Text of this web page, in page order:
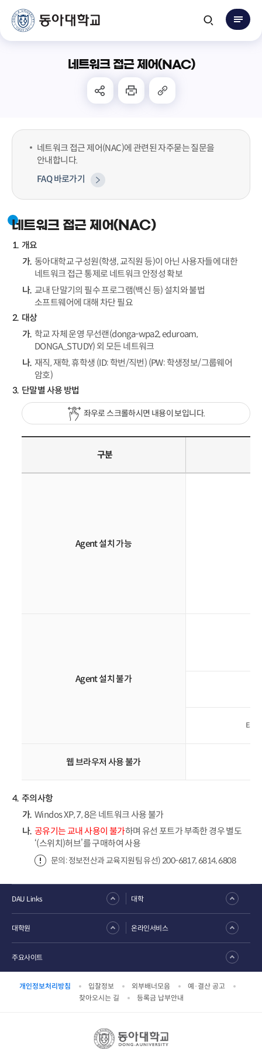
네트워크 접근 제어(NAC)
네트워크 접근 제어(NAC)에 관련된 자주묻는 질문을
안내합니다.
FAQ 바로가기
네트워크 접근 제어(NAC)
개요
동아대학교 구성원(학생, 교직원 등)이 아닌 사용자들에 대한
네트워크 접근 통제로 네트워크 안정성 확보
교내 단말기의 필수 프로그램(백신 등) 설치와 불법
소프트웨어에 대해 차단 필요
대상
학교 자체 운영 무선랜(donga-wpa2, eduroam,
DONGA_STUDY) 외 모든 네트워크
재직, 재학, 휴학생 (ID: 학번/직번) (PW: 학생정보/그룹웨어
암호)
단말별 사용 방법
좌우로 스크롤하시면 내용이 보입니다.
구분
Agent 설치 가능
Agent 설치 불가
태
웹 브라우저 사용 불가
주의사항
Windos XP, 7, 8은 네트워크 사용 불가
공유기는 교내 사용이 불가하며 유선 포트가 부족한 경우 별도
‘(스위치)허브’를 구매하여 사용
문의: 정보전산과 교육지원팀 유선) 200-6817, 6814, 6808
개인정보처리방침 입찰정보 외부배너모음
예·결산 공고
찾아오시는 길
등록금 납부안내
DAU Links 대학
대학원 온라인서비스
주요사이트